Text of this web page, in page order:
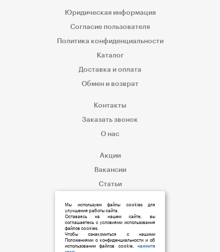
Юридическая информация
Согласие пользователя
Политика конфиденциальности
Каталог
Доставка и оплата
Обмен и возврат
Контакты
Заказать звонок
О нас
Акции
Вакансии
Статьи
Мы используем файлы cookies для
улучшения работы сайта.
Оставаясь на нашем сайте, вы
соглашаетесь с условиями использования
файлов cookies.
Чтобы ознакомиться с нашими
Положениями о конфиденциальности и об
использовании файлов cookie, нажмите